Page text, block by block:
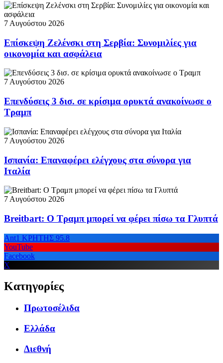
7 Αυγούστου 2026
Επίσκεψη Ζελένσκι στη Σερβία: Συνομιλίες για
οικονομία και ασφάλεια
7 Αυγούστου 2026
Επενδύσεις 3 δισ. σε κρίσιμα ορυκτά ανακοίνωσε ο
Τραμπ
7 Αυγούστου 2026
Ισπανία: Επαναφέρει ελέγχους στα σύνορα για
Ιταλία
7 Αυγούστου 2026
Breitbart: Ο Τραμπ μπορεί να φέρει πίσω τα Γλυπτά
Ant1 ΚΡΗΤΗΣ 95.8
YouTube
Facebook
X
Κατηγορίες
Πρωτοσέλιδα
Ελλάδα
Διεθνή